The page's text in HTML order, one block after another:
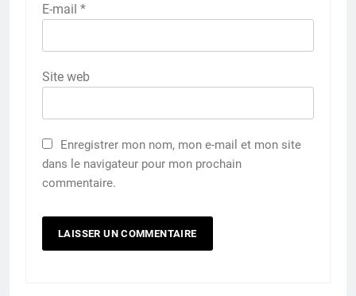
E-mail *
Site web
Enregistrer mon nom, mon e-mail et mon site
dans le navigateur pour mon prochain
commentaire.